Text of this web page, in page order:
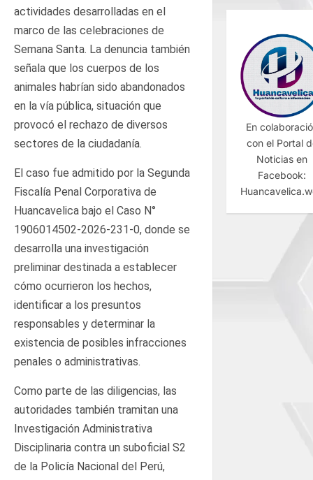
actividades desarrolladas en el
marco de las celebraciones de
Semana Santa. La denuncia también
señala que los cuerpos de los
animales habrían sido abandonados
en la vía pública, situación que
provocó el rechazo de diversos
sectores de la ciudadanía.
El caso fue admitido por la Segunda
Fiscalía Penal Corporativa de
Huancavelica bajo el Caso N°
1906014502-2026-231-0, donde se
desarrolla una investigación
preliminar destinada a establecer
cómo ocurrieron los hechos,
identificar a los presuntos
responsables y determinar la
existencia de posibles infracciones
penales o administrativas.
Como parte de las diligencias, las
autoridades también tramitan una
Investigación Administrativa
Disciplinaria contra un suboficial S2
de la Policía Nacional del Perú,
En
con el Portal
Noticias en
Facebook: